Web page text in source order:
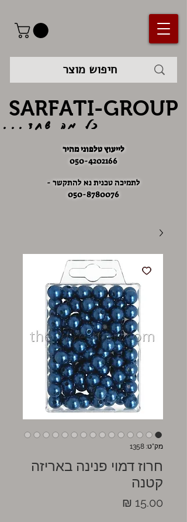
SARFATI-GROUP
לייעוץ טלפוני מהיר
050-4202166
לתמיכה טכנית נא להתקשר -
050-8780076
כל מה שחד...
מק"ט: 1358
חרוז דמוי פנינה באריזה
קטנה